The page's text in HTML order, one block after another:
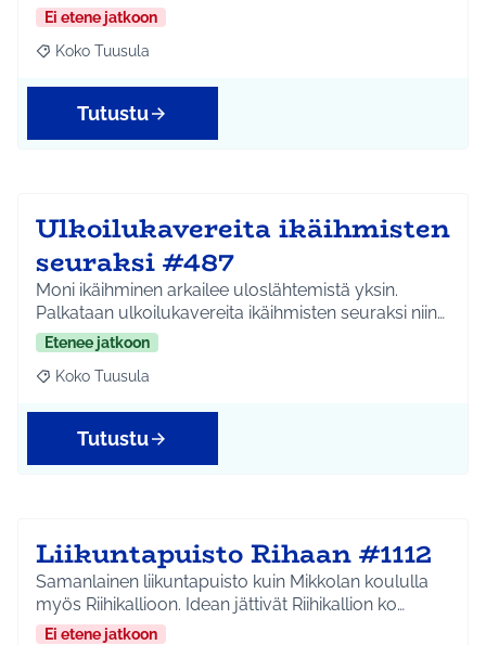
Ei etene jatkoon
Rajaa tulokset aihepiirin mukaan: Koko Tuusula
Koko Tuusula
Tutustu
Ulkoilukavereita ikäihmisten
seuraksi #487
Moni ikäihminen arkailee uloslähtemistä yksin.
Palkataan ulkoilukavereita ikäihmisten seuraksi niin…
Etenee jatkoon
Rajaa tulokset aihepiirin mukaan: Koko Tuusula
Koko Tuusula
Tutustu
Liikuntapuisto Rihaan #1112
Samanlainen liikuntapuisto kuin Mikkolan koululla
myös Riihikallioon. Idean jättivät Riihikallion ko…
Ei etene jatkoon